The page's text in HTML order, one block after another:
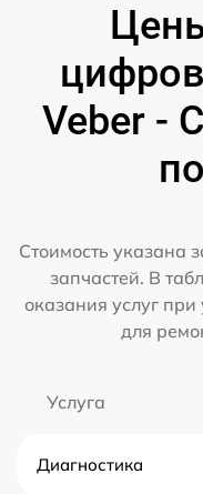
Veber -
Стоимость указана
запчастей. В
оказания услуг
для
Услуга
Диагностика